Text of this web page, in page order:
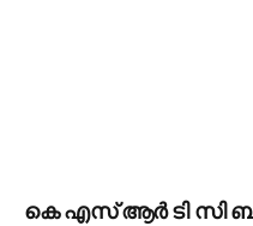
കെ എസ് ആർ ടി സി